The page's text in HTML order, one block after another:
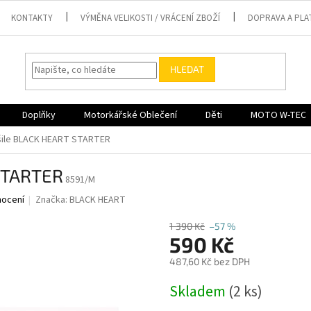
KONTAKTY VÝMĚNA VELIKOSTI / VRÁCENÍ ZBOŽÍ DOPRAVA A
HLEDAT
Doplňky Motorkářské Oblečení Děti MOTO W-TEC
BLACK HEART STARTER
8591/M
Značka:BLACK HEART
1 390 Kč –57 %
590 Kč
487,60 Kč bez DPH
cena:
Skladem (2 ks)